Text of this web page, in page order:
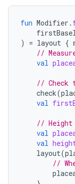
fun Modifier .
)
= layout {
//
val
// Check
check(
val
// Height
val
val
layout(
//